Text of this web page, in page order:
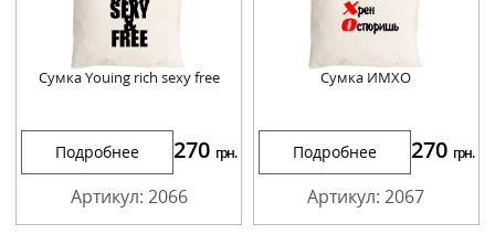
Сумка Youing rich sexy free
Подробнее 270 грн.
Артикул: 2066
Сумка ИМХО
Подробнее 270 грн.
Артикул: 2067